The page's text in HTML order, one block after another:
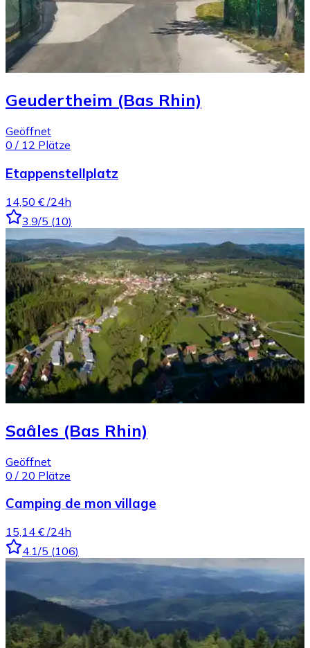
Geudertheim (Bas Rhin)
Geöffnet
0 / 12 Plätze
Etappenstellplatz
14,50 € /24h
3.9/5 (10)
Saâles (Bas Rhin)
Geöffnet
0 / 20 Plätze
Camping de mon village
15,14 € /24h
4.1/5 (106)